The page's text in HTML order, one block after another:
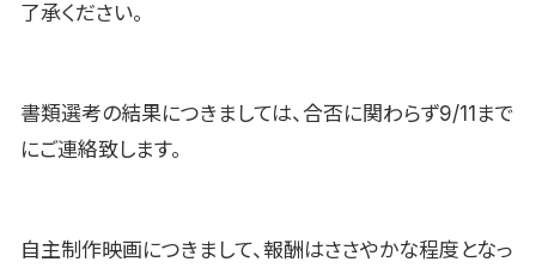
了承ください。
書類選考の結果につきましては、合否に関わらず9/11まで
にご連絡致します。
自主制作映画につきまして、報酬はささやかな程度となっ